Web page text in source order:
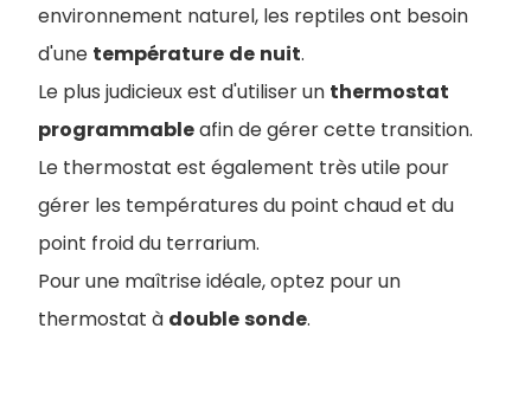
environnement naturel, les reptiles ont besoin
d'une température de nuit.
Le plus judicieux est d'utiliser un thermostat
programmableafin de gérer cette transition.
Le thermostat est également très utile pour
gérer les températures du point chaud et du
point froid du terrarium.
Pour une maîtrise idéale, optez pour un
thermostat à doublesonde.